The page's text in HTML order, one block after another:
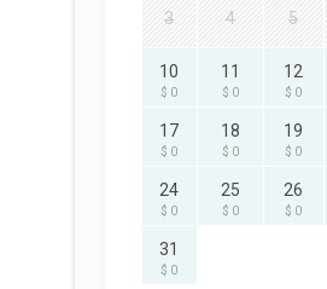
3 4 5
10
$ 0
11
$ 0
12
$ 0
17
$ 0
18
$ 0
19
$ 0
24
$ 0
25
$ 0
26
$ 0
31
$ 0